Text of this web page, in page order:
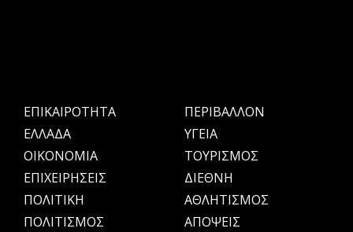
ΕΠΙΚΑΙΡΟΤΗΤΑ
ΕΛΛΑΔΑ
OIKONOMIA
ΕΠΙΧΕΙΡΗΣΕΙΣ
ΠΟΛΙΤΙΚΗ
ΠΟΛΙΤΙΣΜΟΣ
ΠΕΡΙΒΑΛΛΟΝ
ΥΓΕΙΑ
ΤΟΥΡΙΣΜΟΣ
ΔΙΕΘΝΗ
ΑΘΛΗΤΙΣΜΟΣ
ΑΠΟΨΕΙΣ